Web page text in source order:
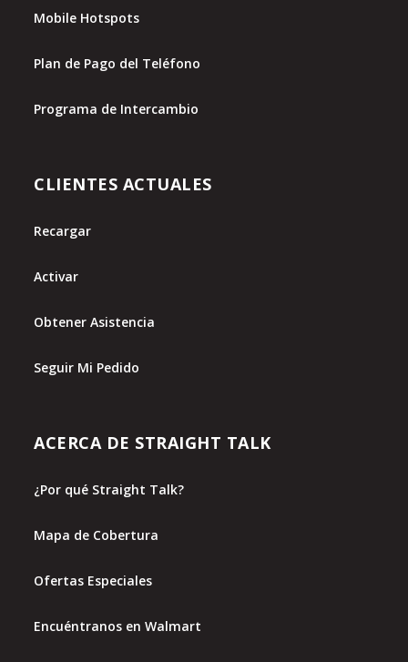
Mobile Hotspots
Plan de Pago del Teléfono
Programa de Intercambio
CLIENTES ACTUALES
Recargar
Activar
Obtener Asistencia
Seguir Mi Pedido
ACERCA DE STRAIGHT TALK
¿Por qué Straight Talk?
Mapa de Cobertura
Ofertas Especiales
Encuéntranos en Walmart